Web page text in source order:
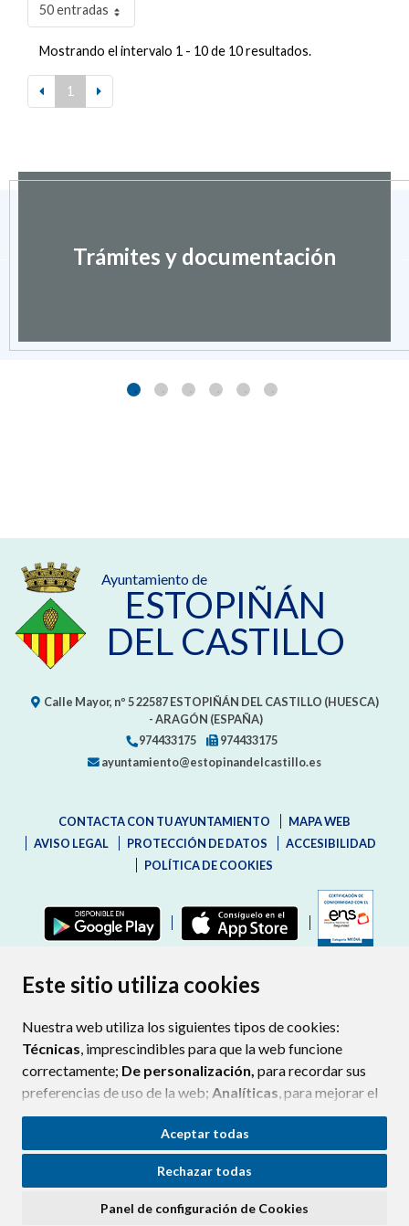
Este sitio utiliza cookies
Nuestra web utiliza los siguientes tipos de cookies:
Técnicas, imprescindibles para que la web funcione
correctamente; De personalización, para recordar sus
preferencias de uso de la web; Analíticas, para mejorar el
funcionamiento de la web y sus servicios.
Si acepta pulsando el botón“Aceptar todas”
consideramos que acepta su uso. Si pulsa el botón
ninguna acción, se guardarán las cookies técnicas
Aceptar todas
Rechazar todas
Panel de configuración de Cookies
50 entradas
Mostrando el intervalo 1 - 10 de 10 resultados.
1
Trámites y documentación
Ayuntamiento de
ESTOPIÑÁN
DEL CASTILLO
Calle Mayor, nº 522587 ESTOPIÑÁN DEL CASTILLO (HUESCA)
- ARAGÓN (ESPAÑA)
974433175
974433175
ayuntamiento@estopinandelcastillo.es
CONTACTA CON TU AYUNTAMIENTO
MAPA WEB
AVISO LEGAL
PROTECCIÓN DE DATOS
ACCESIBILIDAD
POLÍTICA DE COOKIES